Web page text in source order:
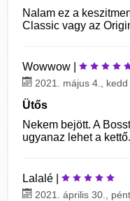
Nalam ez a
Classic vagy az
Wowwow |
2021. május 4., kedd
Ütős
Nekem bejött. A
ugyanaz lehet a kettő.
Lalalé |
2021. április 30.,